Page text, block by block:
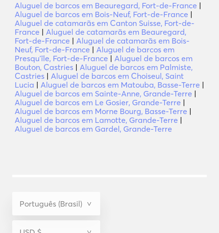
Aluguel de barcos em Beauregard, Fort-de-France |
Aluguel de barcos em Bois-Neuf, Fort-de-France |
Aluguel de catamarãs em Canton Suisse, Fort-de-
France | Aluguel de catamarãs em Beauregard,
Fort-de-France | Aluguel de catamarãs em Bois-
Neuf, Fort-de-France | Aluguel de barcos em
Presquʼîle, Fort-de-France | Aluguel de barcos em
Bouton, Castries | Aluguel de barcos em Palmiste,
Castries | Aluguel de barcos em Choiseul, Saint
Lucia | Aluguel de barcos em Matouba, Basse-Terre |
Aluguel de barcos em Sainte-Anne, Grande-Terre |
Aluguel de barcos em Le Gosier, Grande-Terre |
Aluguel de barcos em Morne Bourg, Basse-Terre |
Aluguel de barcos em Lamotte, Grande-Terre |
Aluguel de barcos em Gardel, Grande-Terre